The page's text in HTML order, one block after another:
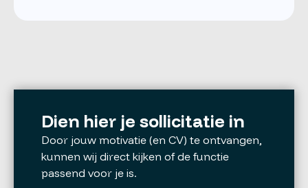
Dien hier je sollicitatie in
Door jouw motivatie (en CV) te ontvangen,
kunnen wij direct kijken of de functie
passend voor je is.